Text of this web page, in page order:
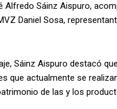
Alfredo Sáinz Aispuro,
Daniel Sosa,
Sáinz Aispuro destacó
que actualmente se
de las y los